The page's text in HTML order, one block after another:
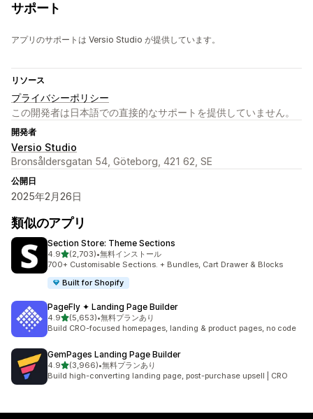
サポート
アプリのサポートは Versio Studio が提供しています。
リソース
プライバシーポリシー
この開発者は日本語での直接的なサポートを提供していません。
開発者
Versio Studio
Bronsåldersgatan 54, Göteborg, 421 62, SE
公開日
2025年2月26日
類似のアプリ
Section Store: Theme Sections
4.95つ星中
(2,703)
合計レビュー数：2703件
•無料インストール
700+ Customisable Sections. + Bundles, Cart Drawer & Blocks
Built for Shopify
PageFly ✦ Landing Page Builder
4.95つ星中
(5,653)
合計レビュー数：5653件
•無料プランあり
Build CRO-focused homepages, landing & product pages, no code
GemPages Landing Page Builder
4.95つ星中
(3,966)
合計レビュー数：3966件
•無料プランあり
Build high-converting landing page, post-purchase upsell | CRO